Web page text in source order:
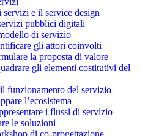
servizi e il service design
pubblici digitali
di servizio
gli attori coinvolti
la proposta di valore
gli elementi costitutivi del
funzionamento del servizio
l’ecosistema
i flussi di servizio
le soluzioni
di co-progettazione